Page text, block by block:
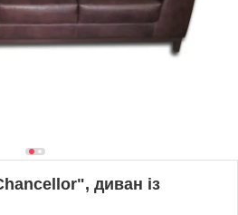
диван із